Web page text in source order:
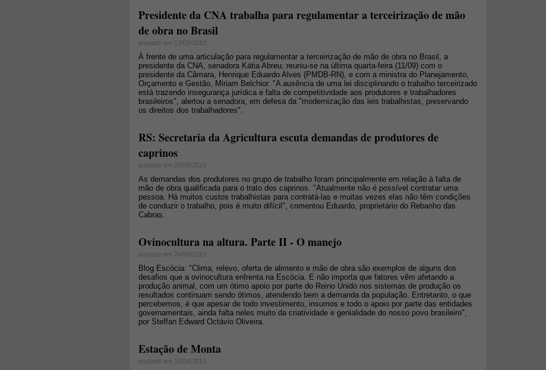
Presidente da CNA trabalha para regulamentar a terceirização de mão
de obra no Brasil
postado em 13/09/2013
À frente de uma articulação para regulamentar a terceirização de mão de obra no Brasil, a
presidente da CNA, senadora Kátia Abreu, reuniu-se na última quarta-feira (11/09) com o
presidente da Câmara, Henrique Eduardo Alves (PMDB-RN), e com a ministra do Planejamento,
Orçamento e Gestão, Miriam Belchior. "A ausência de uma lei disciplinando o trabalho terceirizado
está trazendo insegurança jurídica e falta de competitividade aos produtores e trabalhadores
brasileiros", alertou a senadora, em defesa da "modernização das leis trabalhistas, preservando
os direitos dos trabalhadores".
RS: Secretaria da Agricultura escuta demandas de produtores de
caprinos
postado em 28/08/2013
As demandas dos produtores no grupo de trabalho foram principalmente em relação à falta de
mão de obra qualificada para o trato dos caprinos. "Atualmente não é possível contratar uma
pessoa. Há muitos custos trabalhistas para contratá-las e muitas vezes elas não têm condições
de conduzir o trabalho, pois é muito difícil", comentou Eduardo, proprietário do Rebanho das
Cabras.
Ovinocultura na altura. Parte II - O manejo
postado em 24/05/2013
Blog Escócia: "Clima, relevo, oferta de alimento e mão de obra são exemplos de alguns dos
desafios que a ovinocultura enfrenta na Escócia. E não importa que fatores vêm afetando a
produção animal, com um ótimo apoio por parte do Reino Unido nos sistemas de produção os
resultados continuam sendo ótimos, atendendo bem a demanda da população. Entretanto, o que
percebemos, é que apesar de todo investimento, insumos e todo o apoio por parte das entidades
governamentais, ainda falta neles muito da criatividade e genialidade do nosso povo brasileiro",
por Steffan Edward Octávio Oliveira.
Estação de Monta
postado em 15/04/2013